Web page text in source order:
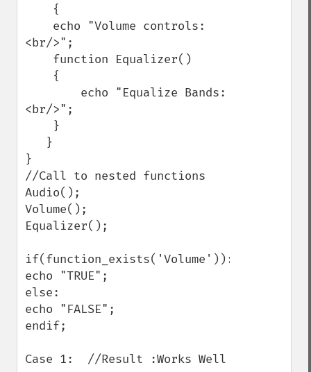
<br/>";
<br/>";
}
//Call to nested functions
Audio();
Volume();
Equalizer();
if(function_exists('Volume')):
echo "TRUE";
else:
echo "FALSE";
endif;
Case 1:  //Result :Works Well